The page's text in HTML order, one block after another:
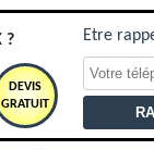
?
DEVIS
GRATUIT
Etre